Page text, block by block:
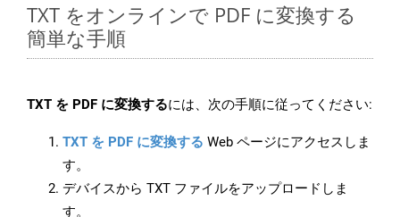
TXT をオンラインで PDF に変換する
簡単な手順
TXT を PDF に変換するには、次の手順に従ってください:
TXT を PDF に変換する Web ページにアクセスしま
す。
デバイスから TXT ファイルをアップロードしま
す。